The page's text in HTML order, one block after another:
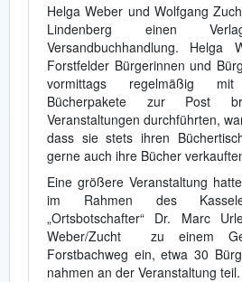
Helga Weber und Wolfgang
Lindenberg einen
Versandbuchhandlung.
Forstfelder Bürgerinnen und
vormittags regelmäßig
Bücherpakete zur Post
Veranstaltungen durchführten,
dass sie stets ihren
gerne auch ihre Bücher
Eine größere Veranstaltung
im Rahmen des
„Ortsbotschafter“ Dr. Marc
Weber/Zucht zu einem
Forstbachweg ein, etwa 30
nahmen an der Veranstaltung teil.